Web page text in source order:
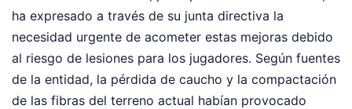
ha expresado a través de su junta directiva la
necesidad urgente de acometer estas mejoras debido
al riesgo de lesiones para los jugadores. Según fuentes
de la entidad, la pérdida de caucho y la compactación
de las fibras del terreno actual habían provocado